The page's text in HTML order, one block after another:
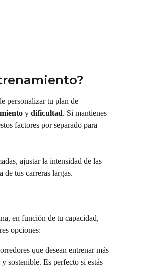
personalizar tu plan de
y dificultad. Si mantienes
factores por separado para
ajustar la intensidad de las
de tus carreras largas.
en función de tu capacidad,
opciones:
que desean entrenar más
sostenible. Es perfecto si estás